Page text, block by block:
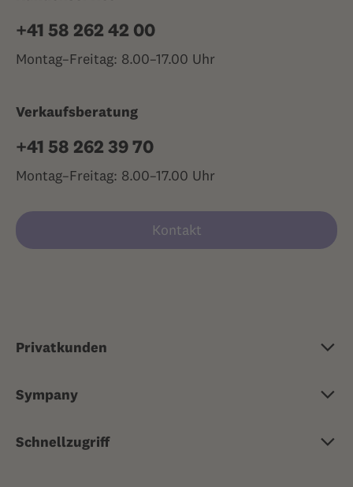
+41 58 262 42 00
Montag–Freitag: 8.00–17.00 Uhr
Verkaufsberatung
+41 58 262 39 70
Montag–Freitag: 8.00–17.00 Uhr
Kontakt
Privatkunden
Zusatzversicherung
Risikoversicherungen
Sympany
Jobs & Karriere
Schnellzugriff